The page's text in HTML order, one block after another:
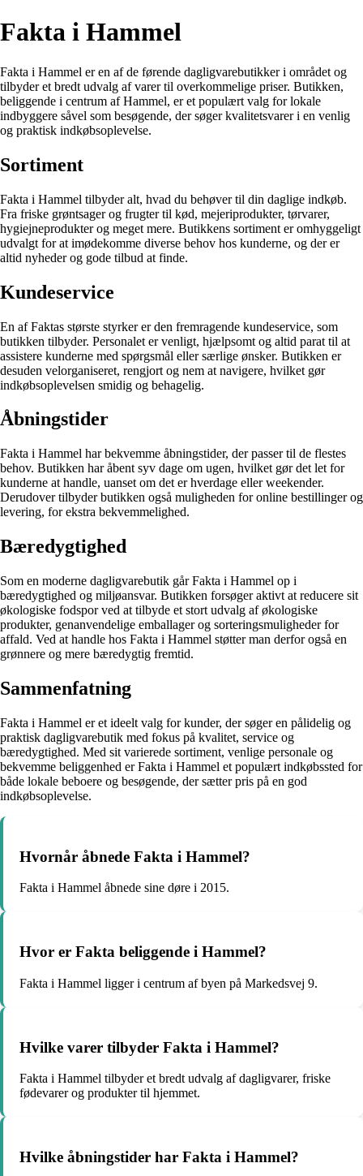
Fakta i Hammel
Fakta i Hammel er en af de førende dagligvarebutikker i området og
tilbyder et bredt udvalg af varer til overkommelige priser. Butikken,
beliggende i centrum af Hammel, er et populært valg for lokale
indbyggere såvel som besøgende, der søger kvalitetsvarer i en venlig
og praktisk indkøbsoplevelse.
Sortiment
Fakta i Hammel tilbyder alt, hvad du behøver til din daglige indkøb.
Fra friske grøntsager og frugter til kød, mejeriprodukter, tørvarer,
hygiejneprodukter og meget mere. Butikkens sortiment er omhyggeligt
udvalgt for at imødekomme diverse behov hos kunderne, og der er
altid nyheder og gode tilbud at finde.
Kundeservice
En af Faktas største styrker er den fremragende kundeservice, som
butikken tilbyder. Personalet er venligt, hjælpsomt og altid parat til at
assistere kunderne med spørgsmål eller særlige ønsker. Butikken er
desuden velorganiseret, rengjort og nem at navigere, hvilket gør
indkøbsoplevelsen smidig og behagelig.
Åbningstider
Fakta i Hammel har bekvemme åbningstider, der passer til de flestes
behov. Butikken har åbent syv dage om ugen, hvilket gør det let for
kunderne at handle, uanset om det er hverdage eller weekender.
Derudover tilbyder butikken også muligheden for online bestillinger og
levering, for ekstra bekvemmelighed.
Bæredygtighed
Som en moderne dagligvarebutik går Fakta i Hammel op i
bæredygtighed og miljøansvar. Butikken forsøger aktivt at reducere sit
økologiske fodspor ved at tilbyde et stort udvalg af økologiske
produkter, genanvendelige emballager og sorteringsmuligheder for
affald. Ved at handle hos Fakta i Hammel støtter man derfor også en
grønnere og mere bæredygtig fremtid.
Sammenfatning
Fakta i Hammel er et ideelt valg for kunder, der søger en pålidelig og
praktisk dagligvarebutik med fokus på kvalitet, service og
bæredygtighed. Med sit varierede sortiment, venlige personale og
bekvemme beliggenhed er Fakta i Hammel et populært indkøbssted for
både lokale beboere og besøgende, der sætter pris på en god
indkøbsoplevelse.
Hvornår åbnede Fakta i Hammel?
Fakta i Hammel åbnede sine døre i 2015.
Hvor er Fakta beliggende i Hammel?
Fakta i Hammel ligger i centrum af byen på Markedsvej 9.
Hvilke varer tilbyder Fakta i Hammel?
Fakta i Hammel tilbyder et bredt udvalg af dagligvarer, friske
fødevarer og produkter til hjemmet.
Hvilke åbningstider har Fakta i Hammel?